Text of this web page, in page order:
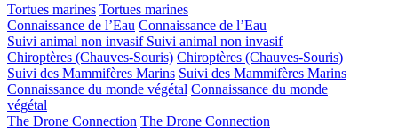
Tortues marines Tortues marines
Connaissance de l’Eau Connaissance de l’Eau
Suivi animal non invasif Suivi animal non invasif
Chiroptères (Chauves-Souris) Chiroptères (Chauves-Souris)
Suivi des Mammifères Marins Suivi des Mammifères Marins
Connaissance du monde végétal Connaissance du monde
végétal
The Drone Connection The Drone Connection